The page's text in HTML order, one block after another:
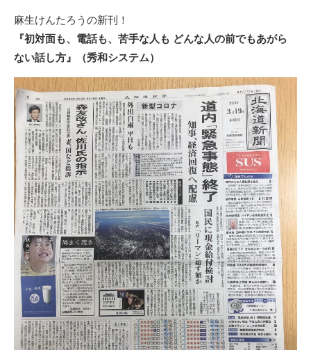
麻生けんたろうの新刊！
『初対面も、電話も、苦手な人も どんな人の前でもあがら
ない話し方』（秀和システム）